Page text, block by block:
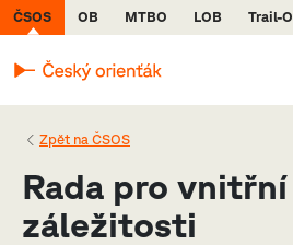
ČSOS OB MTBO LOB Trail-O
Zpět na ČSOS
Rada pro vnitřní
záležitosti